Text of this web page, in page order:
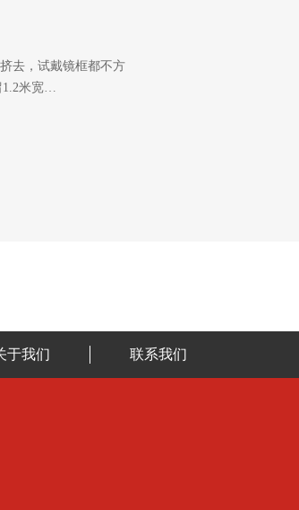
去，试戴镜框都不方
1.2米宽…
于我们 联系我们